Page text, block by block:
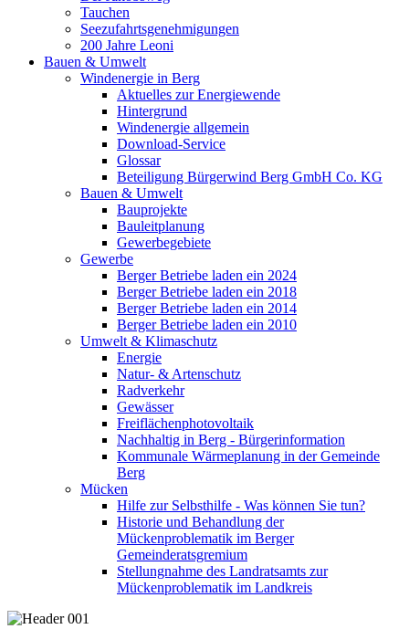
Tauchen
Seezufahrtsgenehmigungen
200 Jahre Leoni
Bauen & Umwelt
Windenergie in Berg
Aktuelles zur Energiewende
Hintergrund
Windenergie allgemein
Download-Service
Glossar
Beteiligung Bürgerwind Berg GmbH Co. KG
Bauen & Umwelt
Bauprojekte
Bauleitplanung
Gewerbegebiete
Gewerbe
Berger Betriebe laden ein 2024
Berger Betriebe laden ein 2018
Berger Betriebe laden ein 2014
Berger Betriebe laden ein 2010
Umwelt & Klimaschutz
Energie
Natur- & Artenschutz
Radverkehr
Gewässer
Freiflächenphotovoltaik
Nachhaltig in Berg - Bürgerinformation
Kommunale Wärmeplanung in der Gemeinde
Berg
Mücken
Hilfe zur Selbsthilfe - Was können Sie tun?
Historie und Behandlung der
Mückenproblematik im Berger
Gemeinderatsgremium
Stellungnahme des Landratsamts zur
Mückenproblematik im Landkreis